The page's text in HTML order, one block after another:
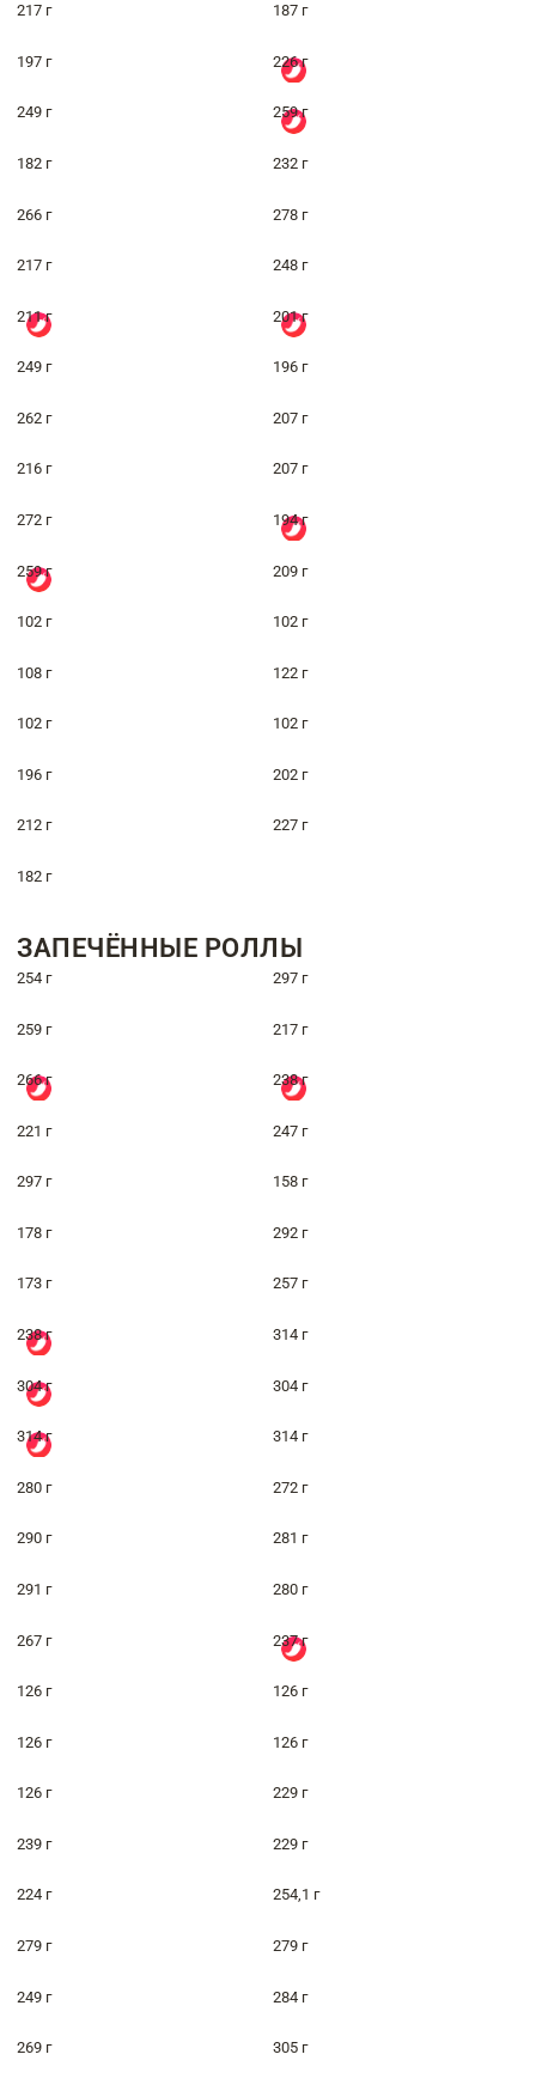
217 г 187 г
197 г 226 г
249 г 259 г
182 г 232 г
266 г 278 г
217 г 248 г
211 г 201 г
249 г 196 г
262 г 207 г
216 г 207 г
272 г 194 г
259 г 209 г
102 г 102 г
108 г 122 г
102 г 102 г
196 г 202 г
212 г 227 г
182 г
ЗАПЕЧЁННЫЕ РОЛЛЫ
254 г 297 г
259 г 217 г
266 г 238 г
221 г 247 г
297 г 158 г
178 г 292 г
173 г 257 г
238 г 314 г
304 г 304 г
314 г 314 г
280 г 272 г
290 г 281 г
291 г 280 г
267 г 237 г
126 г 126 г
126 г 126 г
126 г 229 г
239 г 229 г
224 г 254,1 г
279 г 279 г
249 г 284 г
269 г 305 г